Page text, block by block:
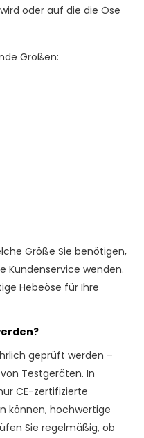
oder auf die die Öse
Größen:
Größe Sie benötigen,
Kundenservice wenden.
Hebeöse für Ihre
geprüft werden –
Testgeräten. In
CE-zertifizierte
können, hochwertige
Sie regelmäßig, ob